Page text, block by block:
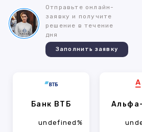
Отправьте онлайн-
заявку и получите
решение в течение
дня
Заполнить заявку
Банк ВТБ
undefined%